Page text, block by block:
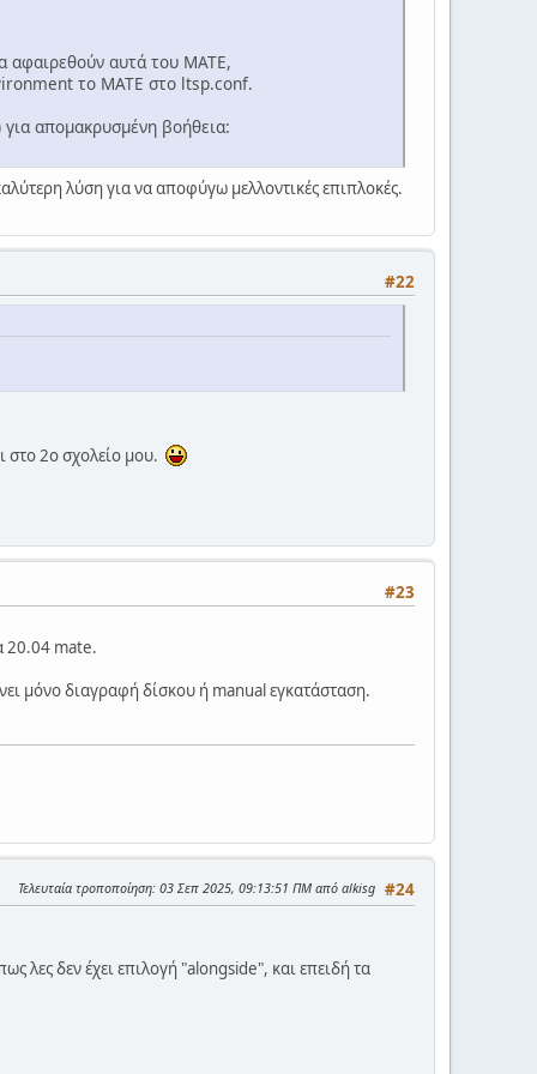
αφαιρεθούν αυτά του MATE,
το MATE στο ltsp.conf.
για απομακρυσμένη βοήθεια:
λύση για να αποφύγω μελλοντικές επιπλοκές.
#22
στο 2ο σχολείο μου.
#23
20.04 mate.
μόνο διαγραφή δίσκου ή manual εγκατάσταση.
#24
Τελευταία τροποποίηση: 03 Σεπ 2025, 09:13:51 ΠΜ από alkisg
λες δεν έχει επιλογή "alongside", και επειδή τα